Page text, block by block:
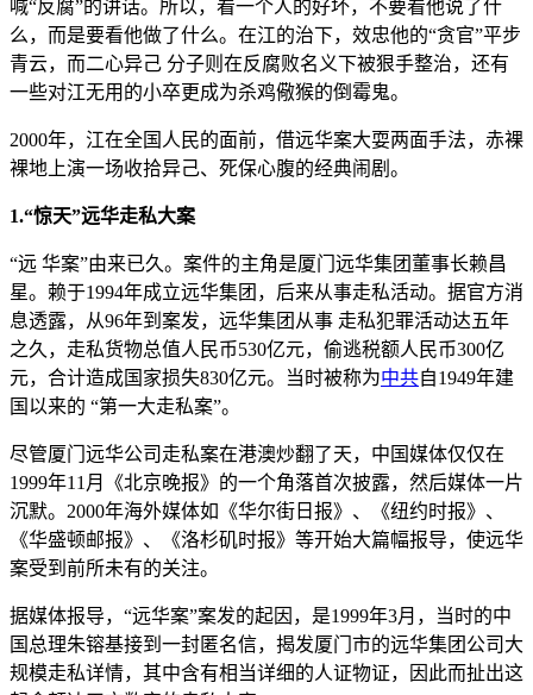
喊“反腐”的讲话。所以，看一个人的好坏，不要看他说了什
么，而是要看他做了什么。在江的治下，效忠他的“贪官”平步
青云，而二心异己 分子则在反腐败名义下被狠手整治，还有
一些对江无用的小卒更成为杀鸡儆猴的倒霉鬼。
2000年，江在全国人民的面前，借远华案大耍两面手法，赤裸
裸地上演一场收拾异己、死保心腹的经典闹剧。
1.“惊天”远华走私大案
“远 华案”由来已久。案件的主角是厦门远华集团董事长赖昌
星。赖于1994年成立远华集团，后来从事走私活动。据官方消
息透露，从96年到案发，远华集团从事 走私犯罪活动达五年
之久，走私货物总值人民币530亿元，偷逃税额人民币300亿
元，合计造成国家损失830亿元。当时被称为中共自1949年建
国以来的 “第一大走私案”。
尽管厦门远华公司走私案在港澳炒翻了天，中国媒体仅仅在
1999年11月《北京晚报》的一个角落首次披露，然后媒体一片
沉默。2000年海外媒体如《华尔街日报》、《纽约时报》、
《华盛顿邮报》、《洛杉矶时报》等开始大篇幅报导，使远华
案受到前所未有的关注。
据媒体报导，“远华案”案发的起因，是1999年3月，当时的中
国总理朱镕基接到一封匿名信，揭发厦门市的远华集团公司大
规模走私详情，其中含有相当详细的人证物证，因此而扯出这